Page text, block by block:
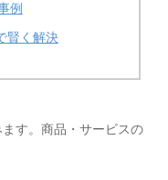
例
賢く解決
す。商品・サービスの